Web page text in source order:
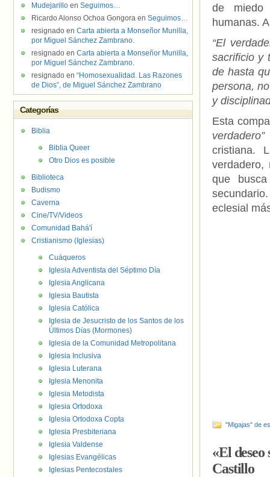
de miedo
humanas.
“El
sacrificio y
de hasta
persona,
y
Esta
verdadero”
cristiana.
que
eclesial
"Migajas" de
«El deseo
Castillo
Mudejarillo en Seguimos…
Ricardo Alonso Ochoa Gongora en Seguimos…
resignado en Carta abierta a Monseñor Munilla,
por Miguel Sánchez Zambrano.
resignado en Carta abierta a Monseñor Munilla,
por Miguel Sánchez Zambrano.
resignado en “Homosexualidad. Las Razones
de Dios”, de Miguel Sánchez Zambrano
Categorías
Biblia
Biblia Queer
Otro Dios es posible
Biblioteca
Budismo
Caverna
Cine/TV/Videos
Comunidad Bahá'í
Cristianismo (Iglesias)
Cuáqueros
Iglesia Adventista del Séptimo Día
Iglesia Anglicana
Iglesia Bautista
Iglesia Católica
Iglesia de Jesucristo de los Santos de los
Últimos Días (Mormones)
Iglesia de la Comunidad Metropolitana
Iglesia Inclusiva
Iglesia Luterana
Iglesia Menonita
Iglesia Metodista
Iglesia Ortodoxa
Iglesia Ortodoxa Copta
Iglesia Presbiteriana
Iglesia Valdense
Iglesias Evangélicas
Iglesias Pentecostales